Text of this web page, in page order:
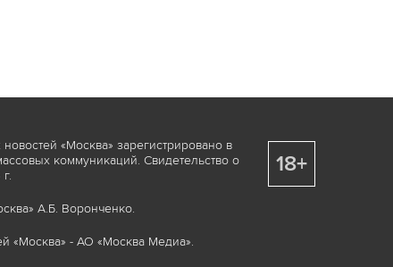
«Москва» зарегистрировано в
коммуникаций. Свидетельство о
А.Б. Воронченко.
«Москва» - АО «Москва Медиа».
18+